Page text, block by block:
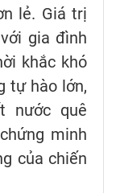
lẻ. Giá trị
gia đình
khắc khó
tự hào lớn,
nước quê
minh
của chiến